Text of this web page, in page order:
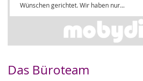
Wünschen gerichtet. Wir haben nur...
Das Büroteam